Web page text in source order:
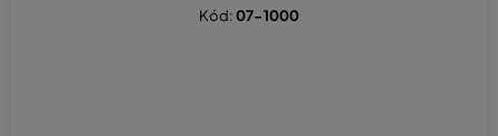
Kód:07-1000